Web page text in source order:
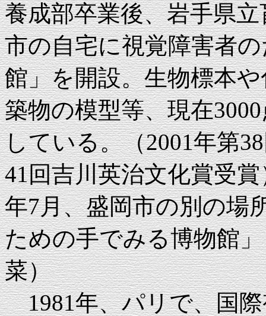
養成部卒業後、岩手県
市の自宅に視覚障害者
館」を開設。生物標本
築物の模型等、現在
している。（2001年第
41回吉川英治文化賞受
年7月、盛岡市の別の場
ための手でみる博物館
菜）
1981年、パリで、国際